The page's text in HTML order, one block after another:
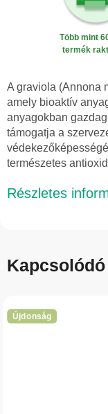
Több mint
termék
A graviola (Annona
amely bioaktív
anyagokban
támogatja a
természetes
Részletes
Újdonság